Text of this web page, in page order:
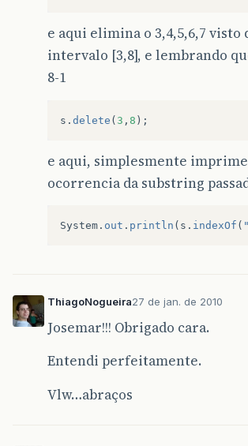
e aqui elimina o 3,4,5,6,7 visto
intervalo [3,8], e lembrando
8-1
s . delete ( 3 , 8 );
e aqui, simplesmente
ocorrencia da substring
System . out . println ( s . indexOf (
ThiagoNogueira27 de jan. de 2010
Josemar!!! Obrigado cara.
Entendi perfeitamente.
Vlw…abraços